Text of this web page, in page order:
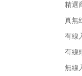
精選
真無
有線
有線
無線